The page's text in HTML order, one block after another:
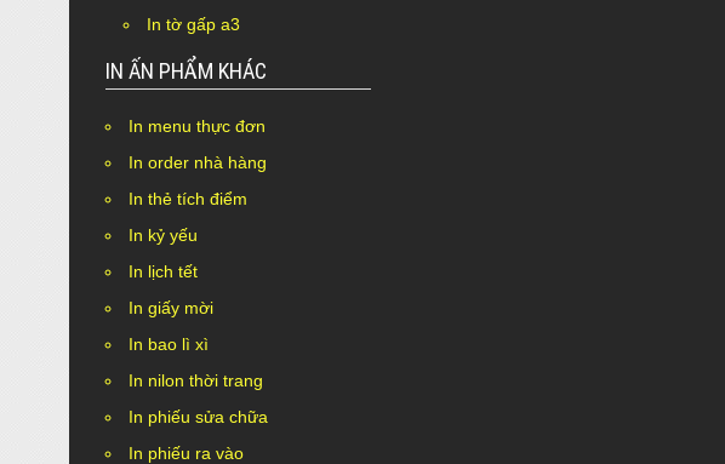
In tờ gấp a3
IN ẤN PHẨM KHÁC
In menu thực đơn
In order nhà hàng
In thẻ tích điểm
In kỷ yếu
In lịch tết
In giấy mời
In bao lì xì
In nilon thời trang
In phiếu sửa chữa
In phiếu ra vào